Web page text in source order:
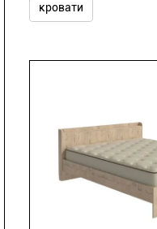
кровати